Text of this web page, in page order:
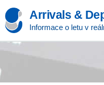
Arrivals &
Informace o letu v